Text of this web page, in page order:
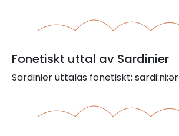
Fonetiskt uttal av Sardinier
Sardinier uttalas fonetiskt: sardi:ni:ər